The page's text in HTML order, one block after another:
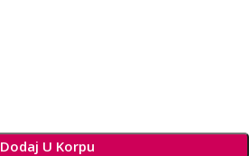
Dodaj U Korpu